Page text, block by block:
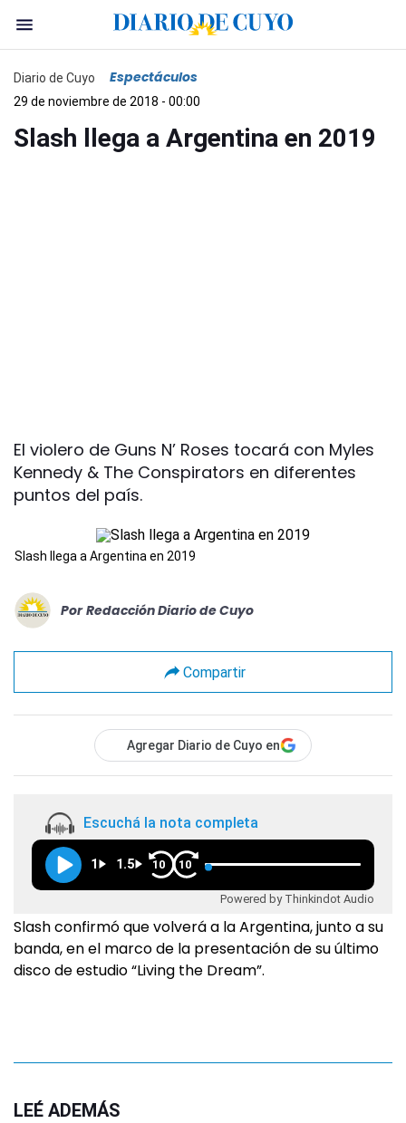
Diario de Cuyo Espectáculos
29 de noviembre de 2018 - 00:00
Slash llega a Argentina en 2019
El violero de Guns N’ Roses tocará con Myles
Kennedy & The Conspirators en diferentes
puntos del país.
Slash llega a Argentina en 2019
Por Redacción Diario de Cuyo
Compartir
Agregar Diario de Cuyo en
Escuchá la nota completa
1 1.5 10 10
Powered by Thinkindot Audio
Slash confirmó que volverá a la Argentina, junto a su
banda, en el marco de la presentación de su último
disco de estudio “Living the Dream”.
LEÉ ADEMÁS